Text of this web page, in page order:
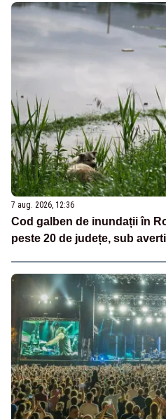
7 aug. 2026, 12:36
Cod galben de inundații în
peste 20 de județe, sub